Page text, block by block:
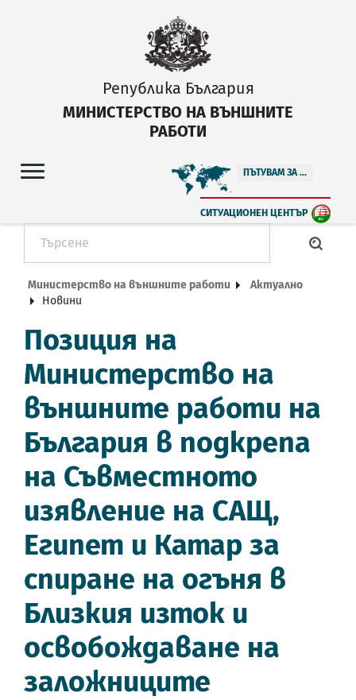
Република България
МИНИСТЕРСТВО НА ВЪНШНИТЕ
РАБОТИ
ПЪТУВАМ ЗА ...
СИТУАЦИОНЕН ЦЕНТЪР
Министерство на външните работи
Актуално
Новини
Позиция на
Министерство на
външните работи на
България в подкрепа
на Съвместното
изявление на САЩ,
Египет и Катар за
спиране на огъня в
Близкия изток и
освобождаване на
заложниците